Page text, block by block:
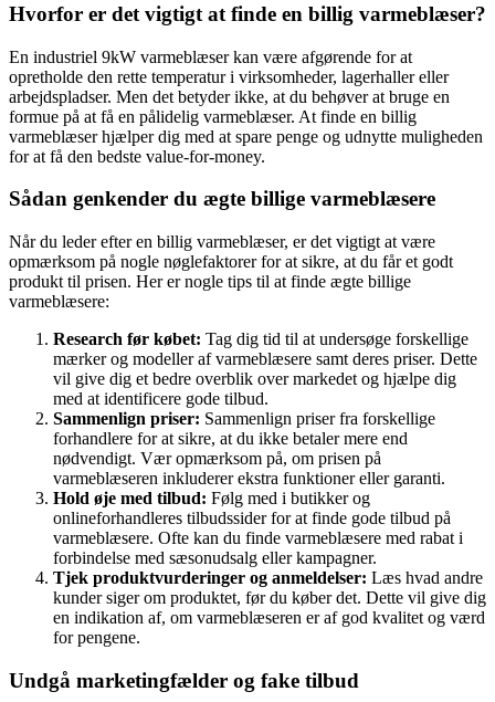
Hvorfor er det vigtigt at finde en billig varmeblæser?
En industriel 9kW varmeblæser kan være afgørende for at
opretholde den rette temperatur i virksomheder, lagerhaller eller
arbejdspladser. Men det betyder ikke, at du behøver at bruge en
formue på at få en pålidelig varmeblæser. At finde en billig
varmeblæser hjælper dig med at spare penge og udnytte muligheden
for at få den bedste value-for-money.
Sådan genkender du ægte billige varmeblæsere
Når du leder efter en billig varmeblæser, er det vigtigt at være
opmærksom på nogle nøglefaktorer for at sikre, at du får et godt
produkt til prisen. Her er nogle tips til at finde ægte billige
varmeblæsere:
Research før købet: Tag dig tid til at undersøge forskellige
mærker og modeller af varmeblæsere samt deres priser. Dette
vil give dig et bedre overblik over markedet og hjælpe dig
med at identificere gode tilbud.
Sammenlign priser: Sammenlign priser fra forskellige
forhandlere for at sikre, at du ikke betaler mere end
nødvendigt. Vær opmærksom på, om prisen på
varmeblæseren inkluderer ekstra funktioner eller garanti.
Hold øje med tilbud: Følg med i butikker og
onlineforhandleres tilbudssider for at finde gode tilbud på
varmeblæsere. Ofte kan du finde varmeblæsere med rabat i
forbindelse med sæsonudsalg eller kampagner.
Tjek produktvurderinger og anmeldelser: Læs hvad andre
kunder siger om produktet, før du køber det. Dette vil give dig
en indikation af, om varmeblæseren er af god kvalitet og værd
for pengene.
Undgå marketingfælder og fake tilbud